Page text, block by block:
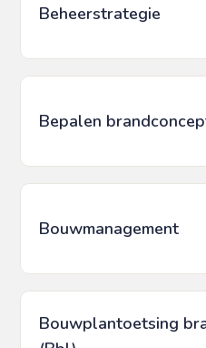
Beheerstrategie
Bepalen
Bouwmanagement
Bouwplantoetsing